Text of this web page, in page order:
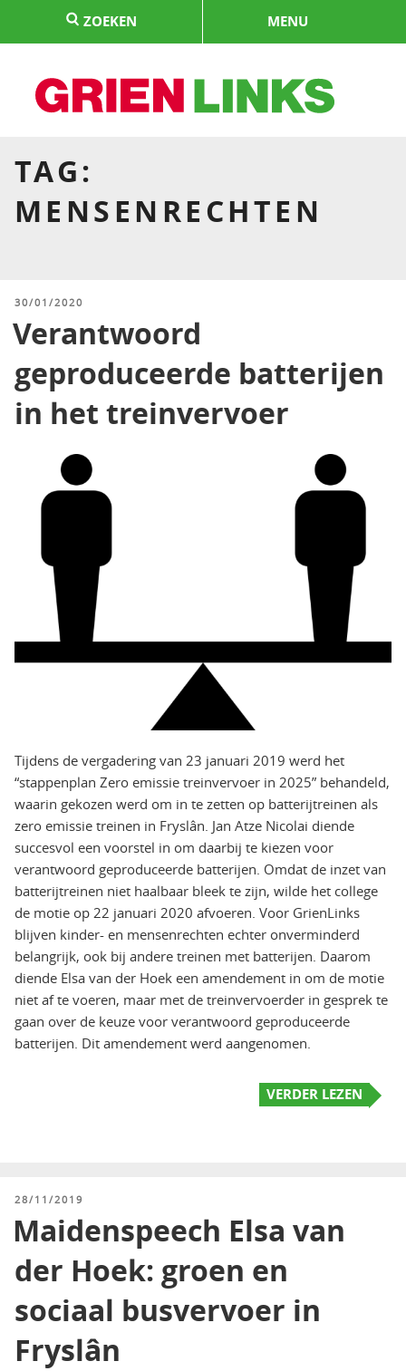
springen
ZOEKEN MENU
TAG:
MENSENRECHTEN
GEPLAATST
30/01/2020
Verantwoord
geproduceerde batterijen
in het treinvervoer
Tijdens de vergadering van 23 januari 2019 werd het
“stappenplan Zero emissie treinvervoer in 2025” behandeld,
waarin gekozen werd om in te zetten op batterijtreinen als
zero emissie treinen in Fryslân. Jan Atze Nicolai diende
succesvol een voorstel in om daarbij te kiezen voor
verantwoord geproduceerde batterijen. Omdat de inzet van
batterijtreinen niet haalbaar bleek te zijn, wilde het college
de motie op 22 januari 2020 afvoeren. Voor GrienLinks
blijven kinder- en mensenrechten echter onverminderd
belangrijk, ook bij andere treinen met batterijen. Daarom
diende Elsa van der Hoek een amendement in om de motie
niet af te voeren, maar met de treinvervoerder in gesprek te
gaan over de keuze voor verantwoord geproduceerde
batterijen. Dit amendement werd aangenomen.
VERDER LEZEN
GEPLAATST
28/11/2019
Maidenspeech Elsa van
der Hoek: groen en
sociaal busvervoer in
Fryslân